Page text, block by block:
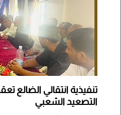
تنفيذية انتقالي الضالع
التصعيد الشعبي